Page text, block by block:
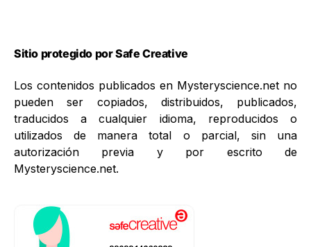
Sitio protegido por Safe Creative
Los contenidos publicados en Mysteryscience.net no
pueden ser copiados, distribuidos, publicados,
traducidos a cualquier idioma, reproducidos o
utilizados de manera total o parcial, sin una
autorización previa y por escrito de
Mysteryscience.net.